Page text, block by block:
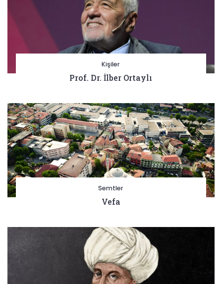
Kişiler
Prof. Dr. İlber Ortaylı
Semtler
Vefa